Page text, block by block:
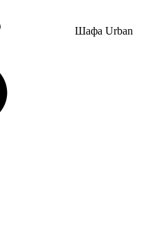
Шафа Urban